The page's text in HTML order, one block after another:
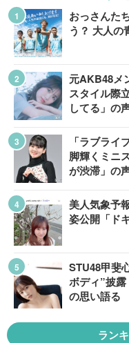
おっさんた
う？ 大人の
元AKB48メ
スタイル際
してる」の
「ラブラ
脚輝くミニ
が渋滞」の
美人気象予
姿公開「ド
STU48甲斐
ボディ”披
の思い語る
ラン